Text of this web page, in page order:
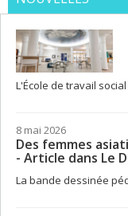
L'École de travail
8 mai 2026
Des femmes
- Article dans Le
La bande dessinée